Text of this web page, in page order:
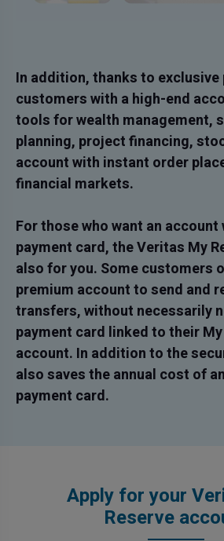
In addition, thanks to
customers with a high-end
tools for wealth management,
planning, project financing,
account with instant order
financial markets.
For those who want an
payment card, the Veritas My
also for you. Some customers
premium account to send and
transfers, without necessarily
payment card linked to their
account. In addition to the
also saves the annual cost of
payment card.
Apply for your
Reserve